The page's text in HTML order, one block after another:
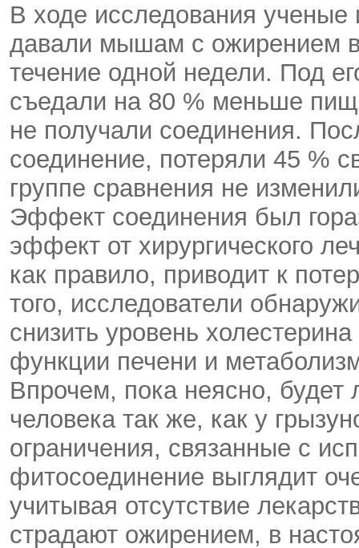
В ходе исследования
давали мышам с ожирением
течение одной недели. Под
съедали на 80 % меньше
не получали соединения.
соединение, потеряли 45 %
группе сравнения не
Эффект соединения был
эффект от хирургического
как правило, приводит к
того, исследователи
снизить уровень
функции печени и
Впрочем, пока неясно, будет
человека так же, как у
ограничения, связанные с
фитосоединение выглядит
учитывая отсутствие
страдают ожирением, в